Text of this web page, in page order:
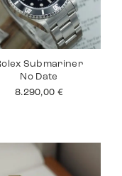
Submariner
No Date
8.290,00 €